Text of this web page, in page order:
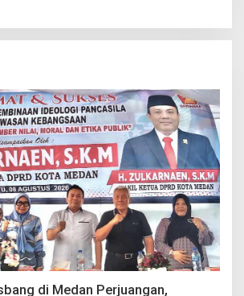
di Medan Perjuangan,